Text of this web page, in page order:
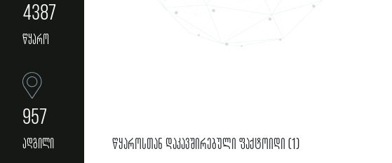
4387
წყარო
957
ადგილი წყაროსთან დაკავშირებული ფაქტოიდი (1)